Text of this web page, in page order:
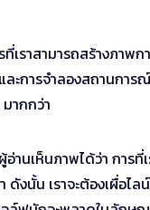
เราสามารถสร้างภาพ
ละการจำลองสถานกา
ากกว่า
นเห็นภาพได้ว่า การที่เ
งนั้น เราจะต้องเผื่อไล